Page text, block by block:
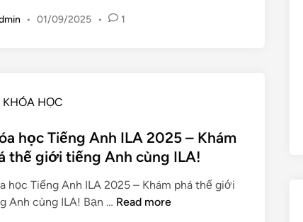
c
o
k
to
n
e
s
nt
er
• 01/09/2025 • 1
KHÓA HỌC
học Tiếng Anh ILA 2025 – Khám
thế giới tiếng Anh cùng ILA!
học Tiếng Anh ILA 2025 – Khám phá thế giới
Anh cùng ILA! Bạn … Read more